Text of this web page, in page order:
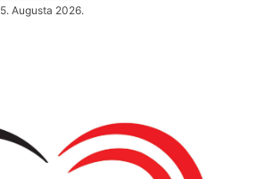
5. Augusta 2026.